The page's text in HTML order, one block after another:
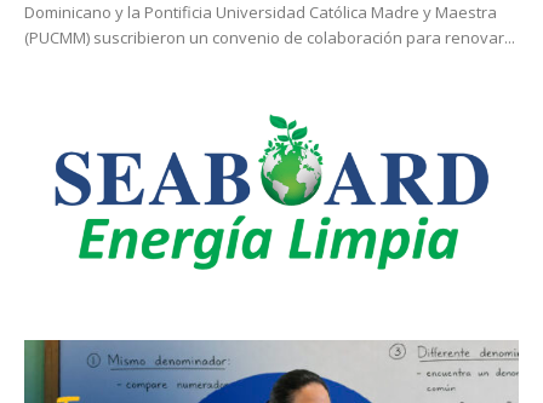
Dominicano y la Pontificia Universidad Católica Madre y Maestra
(PUCMM) suscribieron un convenio de colaboración para renovar...